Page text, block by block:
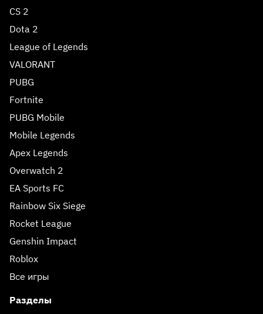
CS 2
Dota 2
League of Legends
VALORANT
PUBG
Fortnite
PUBG Mobile
Mobile Legends
Apex Legends
Overwatch 2
EA Sports FC
Rainbow Six Siege
Rocket League
Genshin Impact
Roblox
Все игры
Разделы